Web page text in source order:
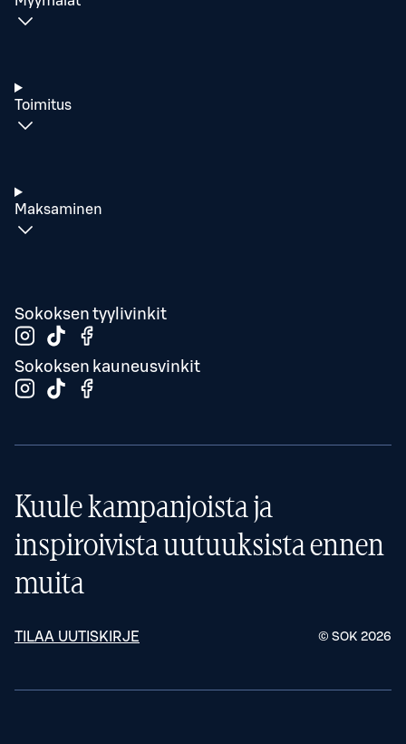
Toimitus
Maksaminen
Sokoksen tyylivinkit
Sokoksen kauneusvinkit
Kuule kampanjoista ja
inspiroivista uutuuksista ennen
muita
TILAA UUTISKIRJE © SOK 2026